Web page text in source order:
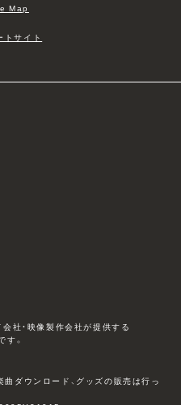
Map
トサイト
社・映像製作会社が提供する
す。
曲ダウンロード、グッズの販売は行っ